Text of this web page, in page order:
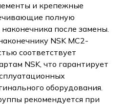
и крепежные
полную
после замены.
NSK MC2-
соответствует
NSK, что гарантирует
оборудования.
рекомендуется при